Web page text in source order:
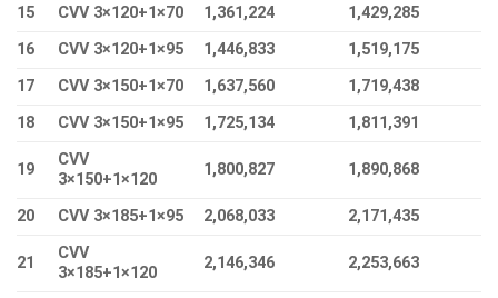
15
CVV 3×120+1×70 1,361,224
1,429,285
16
CVV 3×120+1×95 1,446,833
1,519,175
17
CVV 3×150+1×70 1,637,560
1,719,438
18
CVV 3×150+1×95 1,725,134 1,811,391
19
CVV
3×150+1×120
1,800,827 1,890,868
20 CVV 3×185+1×95 2,068,033 2,171,435
21
CVV
3×185+1×120
2,146,346 2,253,663